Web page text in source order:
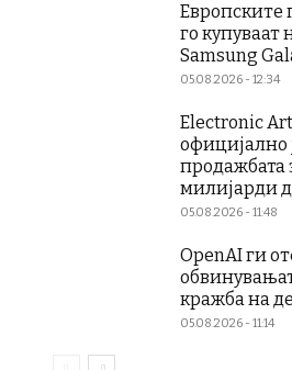
Европските
го купуваат
Samsung
05.08.2026 - 12:34
Electronic
официјално
продажбата
милијарди
05.08.2026 - 11:48
OpenAI ги
кражба на
05.08.2026 - 11:14